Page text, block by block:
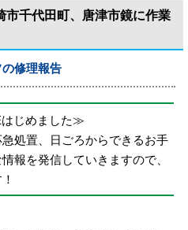
市千代田町、唐津市鏡に作業
の修理報告
じめました≫
処置、日ごろからできるお手
報を発信していきますので、